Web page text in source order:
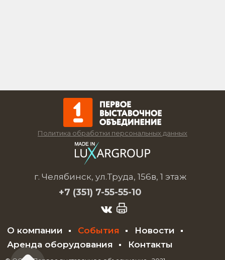
Политика обработки персональных данных
г. Челябинск, ул.Труда, 156в, 1 этаж
+7 (351) 7-55-55-10
О компании События
Новости
Аренда оборудования
Контакты